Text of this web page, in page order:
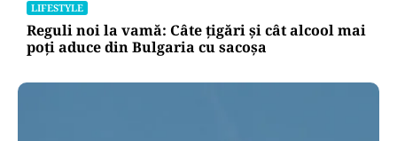
LIFESTYLE
Reguli noi la vamă: Câte țigări și cât alcool mai
poți aduce din Bulgaria cu sacoșa